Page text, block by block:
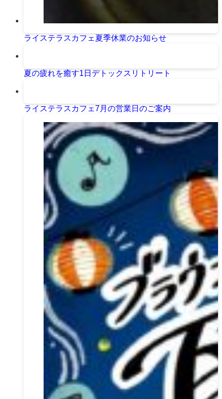
ライステラスカフェ夏季休業のお知らせ
夏の疲れを癒す1日デトックスリトリート
ライステラスカフェ7月の営業日のご案内